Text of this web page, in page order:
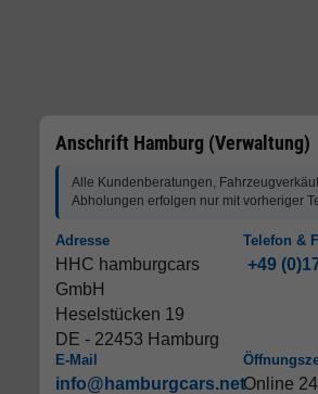
Anschrift Hamburg (Verwaltung)
Alle Kundenberatungen,
Abholungen erfolgen nur mit vorheriger
Adresse
HHC hamburgcars
GmbH
Heselstücken 19
DE - 22453 Hamburg
Telefon &
+49
E-Mail
info@hamburgcars.netOnline